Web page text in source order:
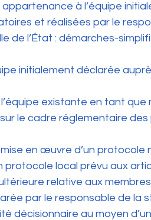
à l’équipe
et réalisées par le
de l’État : démarches-
l’équipe existante en tant
le cadre réglementaire
mise en œuvre d’un
protocole local prévu aux
relative aux
par le responsable de la
décisionnaire au moyen